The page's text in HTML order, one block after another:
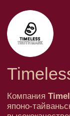
позицию, как маски,
С мгновенным
эффектом.
Компания TT Mask
брендом, который
на французский
этого бренда имеют
покупателям, спа-
Four Seasons, Ritz
Консультация по